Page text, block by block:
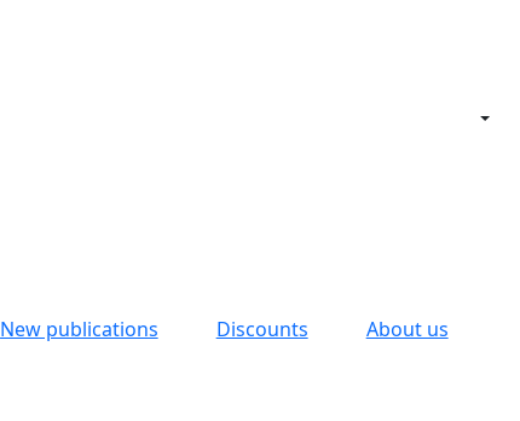
New publications Discounts About us